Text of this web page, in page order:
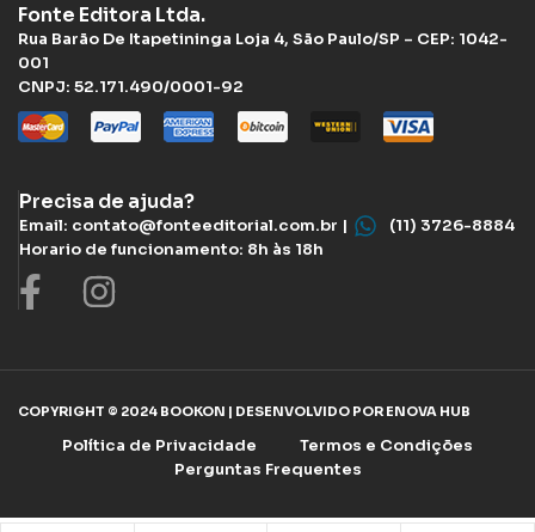
Fonte Editora Ltda.
Rua Barão De Itapetininga Loja 4, São Paulo/SP – CEP: 1042-
001
CNPJ: 52.171.490/0001-92
Precisa de ajuda?
Email: contato@fonteeditorial.com.br |
(11) 3726-8884
Horario de funcionamento: 8h às 18h
COPYRIGHT © 2024 BOOKON | DESENVOLVIDO POR ENOVA HUB
Política de Privacidade
Termos e Condições
Perguntas Frequentes